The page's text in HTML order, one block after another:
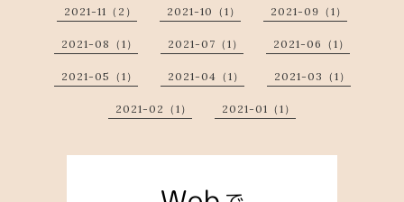
2021-11（2） 2021-10（1） 2021-09（1）
2021-08（1） 2021-07（1） 2021-06（1）
2021-05（1） 2021-04（1） 2021-03（1）
2021-02（1） 2021-01（1）